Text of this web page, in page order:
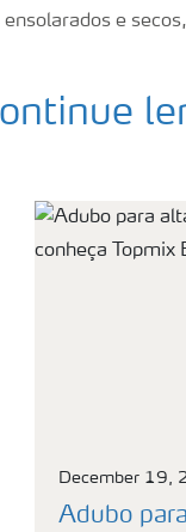
e
December 19,
Adubo